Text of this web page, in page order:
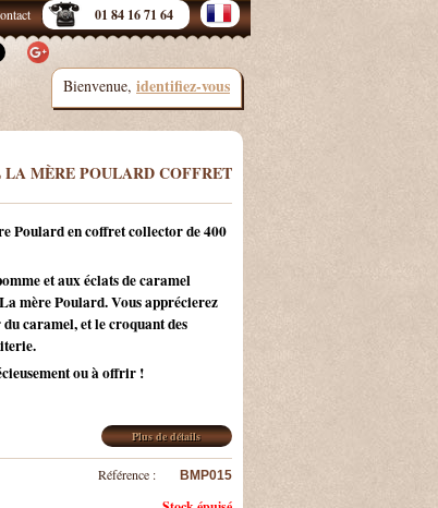
01 84 16 71 64
Bienvenue, identifiez-vous
MÈRE POULARD COFFRET
Poulard en coffret collector de 400
et aux éclats de caramel
mère Poulard. Vous apprécierez
caramel, et le croquant des
ou à offrir !
Plus de détails
Référence : BMP015